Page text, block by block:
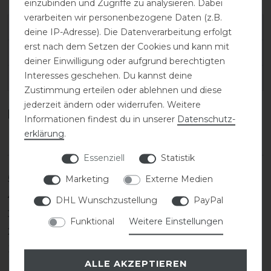
Varianten-ID: 200242
SKU:PIK-145506-487-390-76
EAN:4062427784679
Kundenrezensionen (0)
5
0
4
0
3
2
0
1
0
einzubinden und Zugriffe zu analysieren. Dabei
verarbeiten wir personenbezogene Daten (z.B.
deine IP-Adresse). Die Datenverarbeitung erfolgt
erst nach dem Setzen der Cookies und kann mit
deiner Einwilligung oder aufgrund berechtigten
Interesses geschehen. Du kannst deine
Zustimmung erteilen oder ablehnen und diese
jederzeit ändern oder widerrufen. Weitere
Informationen findest du in unserer Daten­schutz­
erklärung.
Essenziell
Statistik
Marketing
Externe Medien
DHL Wunschzustellung
PayPal
Funktional
Weitere Einstellungen
ALLE AKZEPTIEREN